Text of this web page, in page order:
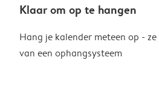
Klaar om op te hangen
Hang je kalender meteen op -
van een ophangsysteem